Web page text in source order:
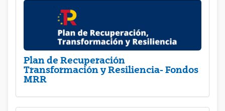
Plan de Recuperación
Transformación y Resiliencia- Fondos
MRR